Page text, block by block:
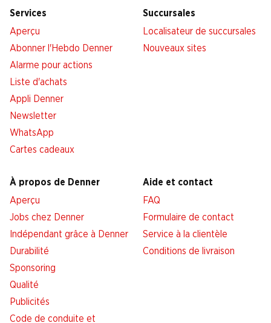
Services
Aperçu
Abonner l'Hebdo Denner
Alarme pour actions
Liste d'achats
Appli Denner
Newsletter
WhatsApp
Cartes cadeaux
Succursales
Localisateur de succursales
Nouveaux sites
À propos de Denner
Aperçu
Jobs chez Denner
Indépendant grâce à Denner
Durabilité
Sponsoring
Qualité
Publicités
Code de conduite et
Aide et contact
FAQ
Formulaire de contact
Service à la clientèle
Conditions de livraison